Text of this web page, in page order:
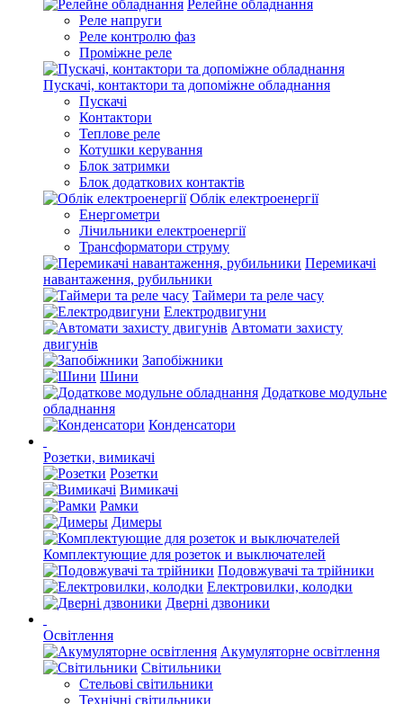
Релейне обладнання
Реле напруги
Реле контролю фаз
Проміжне реле
Пускачі, контактори та допоміжне обладнання
Пускачі
Контактори
Теплове реле
Котушки керування
Блок затримки
Блок додаткових контактів
Облік електроенергії
Енергометри
Лічильники електроенергії
Трансформатори струму
Перемикачі
навантаження, рубильники
Таймери та реле часу
Електродвигуни
Автомати захисту
двигунів
Запобіжники
Шини
Додаткове модульне
обладнання
Конденсатори
Розетки, вимикачі
Розетки
Вимикачі
Рамки
Димеры
Комплектующие для розеток и выключателей
Подовжувачі та трійники
Електровилки, колодки
Дверні дзвоники
Освітлення
Акумуляторне освітлення
Світильники
Стельові світильники
Технічні світильники